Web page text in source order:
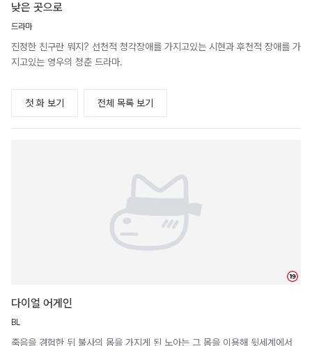
낮은 곳으로
드라마
진정한 친구란 뭐지? 선천적 청각장애를 가지고있는 시현과 후천적 장애를 가
지고있는 영우의 청춘 드라마.
첫 화 보기 전체 목록 보기
다이얼 어게인
BL
죽음을 경험한 뒤 불사의 몸을 가지게 된 노아는 그 몸을 이용해 뒷세계에서